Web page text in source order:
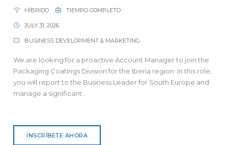
HÍBRIDO TIEMPO COMPLETO
JULY 31, 2026
BUSINESS DEVELOPMENT & MARKETING
We are looking for a proactive Account Manager to join the
Packaging Coatings Division for the Iberia region. In this role,
you will report to the Business Leader for South Europe and
manage a significant...
INSCRÍBETE AHORA